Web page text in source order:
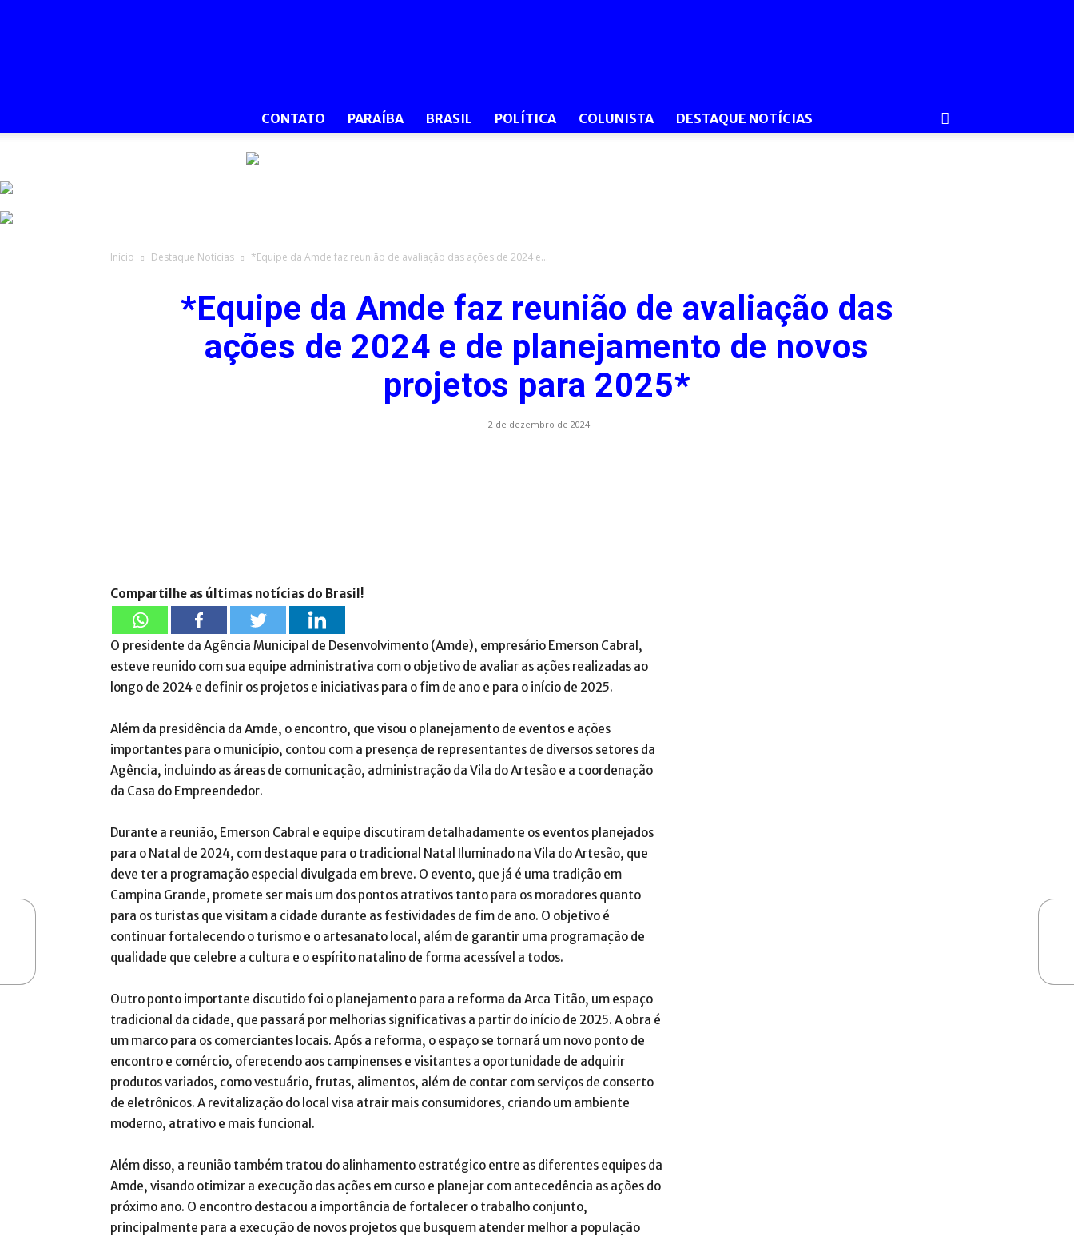
PB
CONTATO PARAÍBA BRASIL POLÍTICA COLUNISTA DESTAQUE NOTÍCIAS
Início Destaque Notícias *Equipe da Amde faz reunião de avaliação das ações de 2024 e...
*Equipe da Amde faz reunião de avaliação das
ações de 2024 e de planejamento de novos
projetos para 2025*
2 de dezembro de 2024
Compartilhe as últimas notícias do Brasil!
O presidente da Agência Municipal de Desenvolvimento (Amde), empresário Emerson Cabral,
esteve reunido com sua equipe administrativa com o objetivo de avaliar as ações realizadas ao
longo de 2024 e definir os projetos e iniciativas para o fim de ano e para o início de 2025.
Além da presidência da Amde, o encontro, que visou o planejamento de eventos e ações
importantes para o município, contou com a presença de representantes de diversos setores da
Agência, incluindo as áreas de comunicação, administração da Vila do Artesão e a coordenação
da Casa do Empreendedor.
Durante a reunião, Emerson Cabral e equipe discutiram detalhadamente os eventos planejados
para o Natal de 2024, com destaque para o tradicional Natal Iluminado na Vila do Artesão, que
deve ter a programação especial divulgada em breve. O evento, que já é uma tradição em
Campina Grande, promete ser mais um dos pontos atrativos tanto para os moradores quanto
para os turistas que visitam a cidade durante as festividades de fim de ano. O objetivo é
continuar fortalecendo o turismo e o artesanato local, além de garantir uma programação de
qualidade que celebre a cultura e o espírito natalino de forma acessível a todos.
Outro ponto importante discutido foi o planejamento para a reforma da Arca Titão, um espaço
tradicional da cidade, que passará por melhorias significativas a partir do início de 2025. A obra é
um marco para os comerciantes locais. Após a reforma, o espaço se tornará um novo ponto de
encontro e comércio, oferecendo aos campinenses e visitantes a oportunidade de adquirir
produtos variados, como vestuário, frutas, alimentos, além de contar com serviços de conserto
de eletrônicos. A revitalização do local visa atrair mais consumidores, criando um ambiente
moderno, atrativo e mais funcional.
Além disso, a reunião também tratou do alinhamento estratégico entre as diferentes equipes da
Amde, visando otimizar a execução das ações em curso e planejar com antecedência as ações do
próximo ano. O encontro destacou a importância de fortalecer o trabalho conjunto,
principalmente para a execução de novos projetos que busquem atender melhor a população